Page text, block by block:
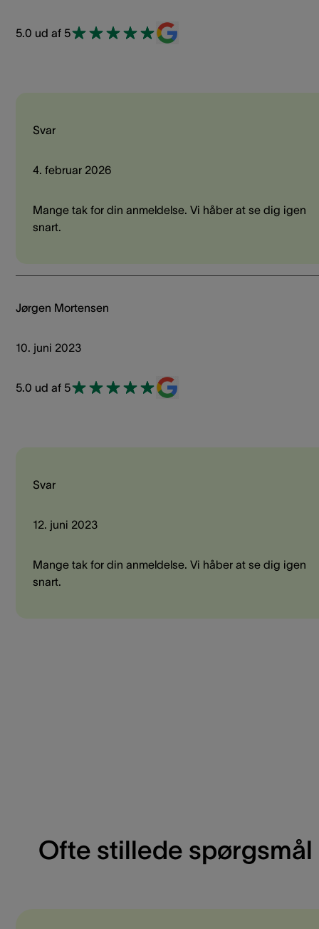
5.0 ud af 5
Svar
4. februar 2026
Mange tak for din anmeldelse. Vi håber at se dig igen
snart.
Jørgen Mortensen
10. juni 2023
5.0 ud af 5
Svar
12. juni 2023
Mange tak for din anmeldelse. Vi håber at se dig igen
snart.
Ofte stillede spørgsmål